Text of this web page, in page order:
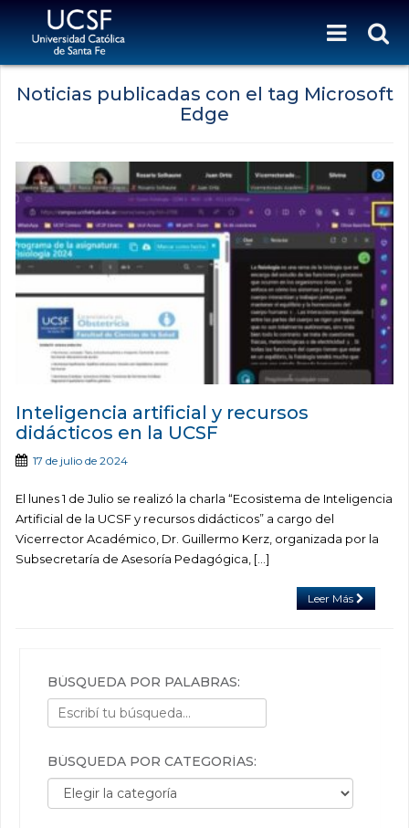
Noticias publicadas con el tag Microsoft
Edge
Inteligencia artificial y recursos
didácticos en la UCSF
17 de julio de 2024
El lunes 1 de Julio se realizó la charla “Ecosistema de Inteligencia
Artificial de la UCSF y recursos didácticos” a cargo del
Vicerrector Académico, Dr. Guillermo Kerz, organizada por la
Subsecretaría de Asesoría Pedagógica, […]
Leer Más
BÚSQUEDA POR PALABRAS:
BÚSQUEDA POR CATEGORÍAS:
Búsqueda por categorías: